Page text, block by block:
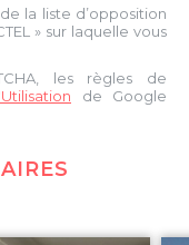
la liste d’opposition
» sur laquelle vous
les règles de
de Google